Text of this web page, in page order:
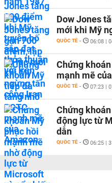
Dow Jones
mới khi Mỹ
QUỐC TẾ - 06:08 |
Chứng
mạnh mẽ
QUỐC TẾ - 07:23 |
Chứng
động lực từ
dẫn
QUỐC TẾ - 06:25 |